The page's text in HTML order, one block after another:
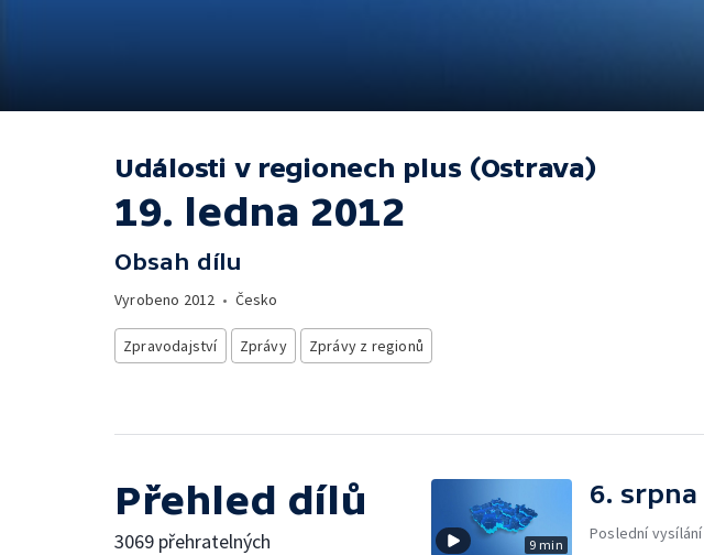
Události v regionech plus (Ostrava)
19. ledna 2012
Obsah dílu
Vyrobeno 2012 • Česko
Zpravodajství Zprávy Zprávy z regionů
Přehled dílů
3069 přehratelných 9 min
6. srpna
Poslední vysílání